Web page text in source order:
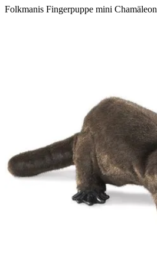
Folkmanis Fingerpuppe mini Chamäleon